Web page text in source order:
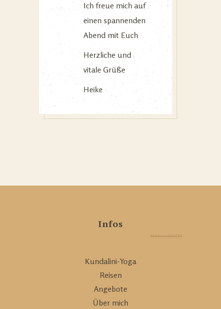
Ich freue mich auf
einen spannenden
Abend mit Euch
Herzliche und
vitale Grüße
Heike
Infos
Kundalini-Yoga
Reisen
Angebote
Über mich